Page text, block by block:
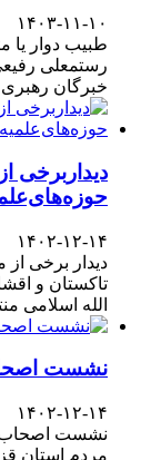
۱۴۰۳-۱۱-۱۰
طبیب دوار یا
رستمعلی
خبرگان
دیداربرخی
۱۴۰۲-۱۲-۱۴
دیدار برخی
تاکستان و
الله
نشست
۱۴۰۲-۱۲-۱۴
نشست اصحاب
مردم استان